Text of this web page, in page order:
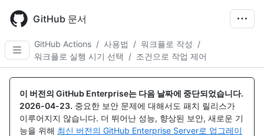
main
content
GitHub 문서
GitHub Actions / 사용법 / 워크플로 작성
/
워크플로 실행 시기 선택
/ 조건으로 작업 제어
이 버전의 GitHub Enterprise는 다음 날짜에 중단되었습니다.
2026-04-23. 중요한 보안 문제에 대해서도 패치 릴리스가
이루어지지 않습니다. 더 뛰어난 성능, 향상된 보안, 새로운 기
능을 위해 최신 버전의 GitHub Enterprise Server로 업그레이